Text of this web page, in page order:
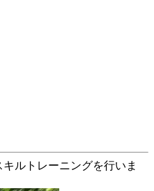
ルトレーニングを行いま